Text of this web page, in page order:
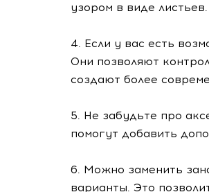
узором в виде листьев.
4. Если у вас есть
Они позволяют
создают более
5. Не забудьте про
помогут добавить
6. Можно заменить
варианты. Это